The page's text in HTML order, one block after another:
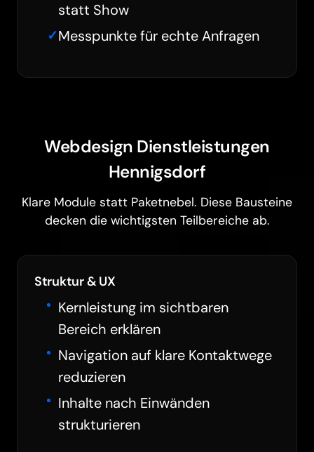
statt Show
Messpunkte für echte Anfragen
Webdesign Dienstleistungen
Hennigsdorf
Klare Module statt Paketnebel. Diese Bausteine
decken die wichtigsten Teilbereiche ab.
Struktur & UX
Kernleistung im sichtbaren
Bereich erklären
Navigation auf klare Kontaktwege
reduzieren
Inhalte nach Einwänden
strukturieren